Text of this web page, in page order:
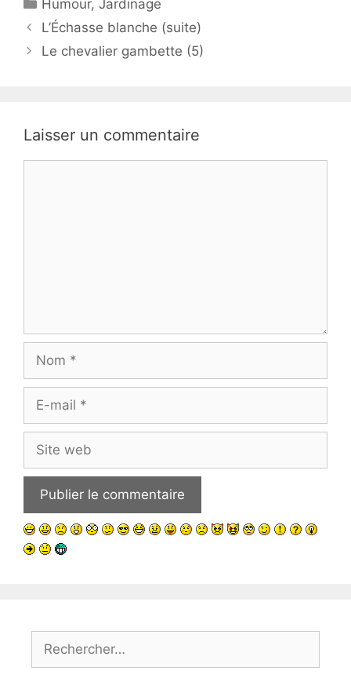
Humour,Jardinage
L’Échasse blanche (suite)
Le chevalier gambette (5)
Laisser un commentaire
mail
web